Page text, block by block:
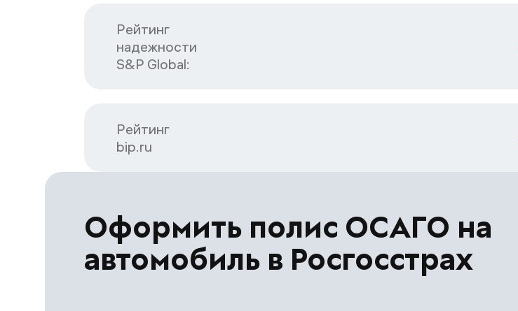
Рейтинг
надежности
S&P Global:
Рейтинг
bip.ru
Оформить полис ОСАГО на
автомобиль в Росгосстрах